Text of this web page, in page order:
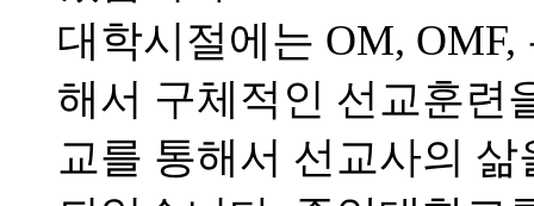
대학시절에는 OM,
해서 구체적인 선교훈련
교를 통해서 선교사의